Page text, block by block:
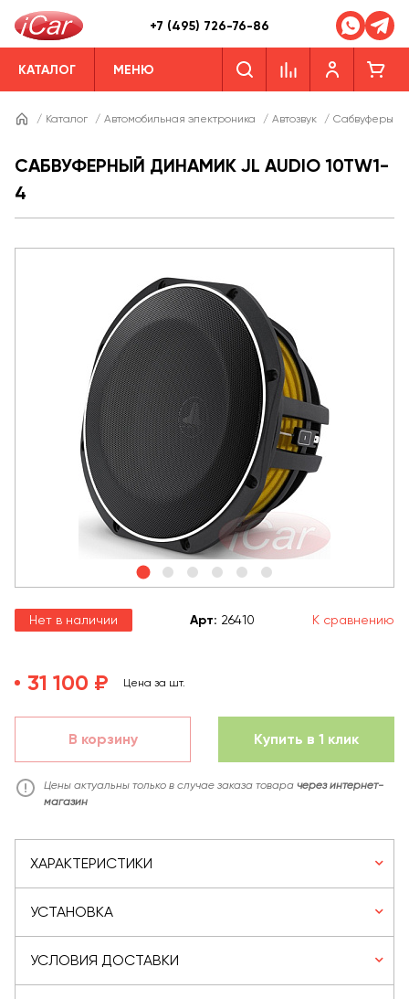
+7 (495) 726-76-86
КАТАЛОГ МЕНЮ
/ Каталог / Автомобильная электроника / Автозвук / Сабвуферы
САБВУФЕРНЫЙ ДИНАМИК JL AUDIO 10TW1-
4
Нет в наличии Арт: 26410 К сравнению
31 100 ₽ Цена за шт.
В корзину Купить в 1 клик
Цены актуальны только в случае заказа товара через интернет-
магазин
ХАРАКТЕРИСТИКИ
УСТАНОВКА
УСЛОВИЯ ДОСТАВКИ